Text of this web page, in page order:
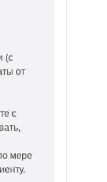
(с
от
с
мере